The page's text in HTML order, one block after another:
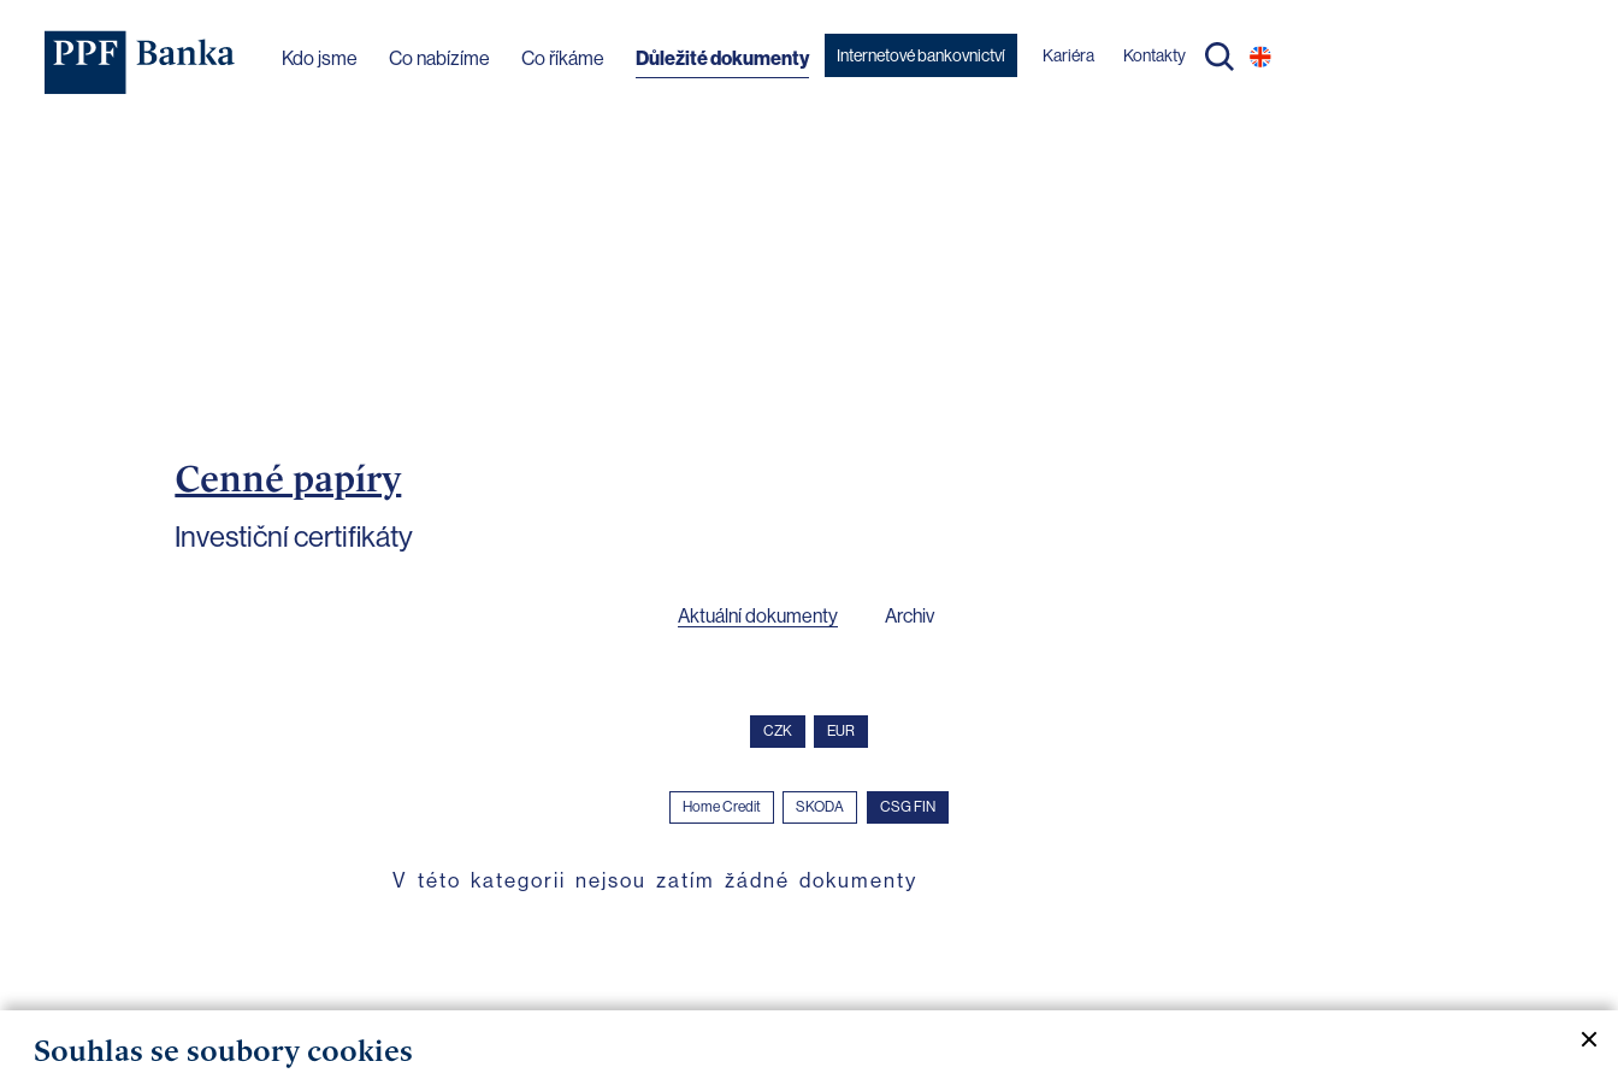
Souhlas se soubory cookies
Kdo jsme Co nabízíme Co říkáme Důležité dokumenty Internetové bankovnictví Kariéra Kontakty
Cenné papíry
Investiční certifikáty
Aktuální dokumenty Archiv
CZK EUR
Home Credit SKODA CSG FIN
V této kategorii nejsou zatím žádné dokumenty